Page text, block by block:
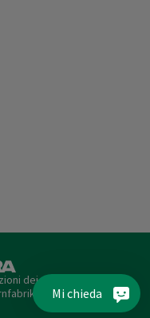
dei cookie
Mi chieda